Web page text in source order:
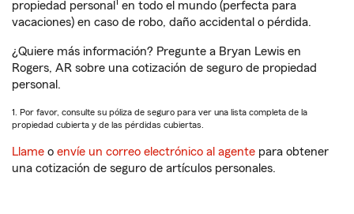
propiedad personal 1 en todo el mundo (perfecta para
vacaciones) en caso de robo, daño accidental o pérdida.
¿Quiere más información? Pregunte a Bryan Lewis en
Rogers, AR sobre una cotización de seguro de propiedad
personal.
1. Por favor, consulte su póliza de seguro para ver una lista completa de la
propiedad cubierta y de las pérdidas cubiertas.
Llame o envíe un correo electrónico al agente para obtener
una cotización de seguro de artículos personales.